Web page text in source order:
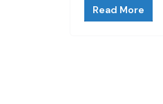
Read More